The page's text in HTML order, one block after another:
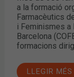
a la formació
Farmacèutics
i Feminismes a
Barcelona
formacions
LLEGIR MÉS